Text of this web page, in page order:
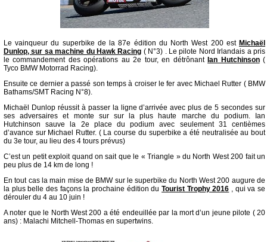
Le vainqueur du superbike de la 87e édition du North West 200 est Michaël
Dunlop, sur sa machine du Hawk Racing ( N°3) . Le pilote Nord Irlandais a pris
le commandement des opérations au 2e tour, en détrônant Ian Hutchinson(
Tyco BMW Motorrad Racing).
Ensuite ce dernier a passé son temps à croiser le fer avec Michael Rutter ( BMW
Bathams/SMT Racing N°8).
Michaël Dunlop réussit à passer la ligne d’arrivée avec plus de 5 secondes sur
ses adversaires et monte sur sur la plus haute marche du podium. Ian
Hutchinson sauve la 2e place du podium avec seulement 31 centièmes
d’avance sur Michael Rutter. ( La course du superbike a été neutralisée au bout
du 3e tour, au lieu des 4 tours prévus)
C’est un petit exploit quand on sait que le « Triangle » du North West 200 fait un
peu plus de 14 km de long !
En tout cas la main mise de BMW sur le superbike du North West 200 augure de
la plus belle des façons la prochaine édition duTourist Trophy 2016 , qui va se
dérouler du 4 au 10 juin !
A noter que le North West 200 a été endeuillée par la mort d’un jeune pilote ( 20
ans) : Malachi Mitchell-Thomas en supertwins.